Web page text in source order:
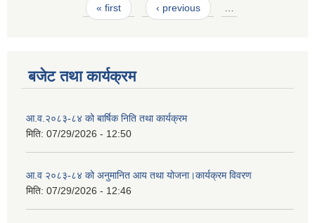
« first ‹ previous
बजेट तथा कार्यक्रम
आ.व.२०८३-८४ को बार्षिक निति तथा कार्यक्रम
मिति: 07/29/2026 - 12:50
आ.व २०८३-८४ को अनुमानित आय तथा योजना।कार्यक्रम विवरण
मिति: 07/29/2026 - 12:46